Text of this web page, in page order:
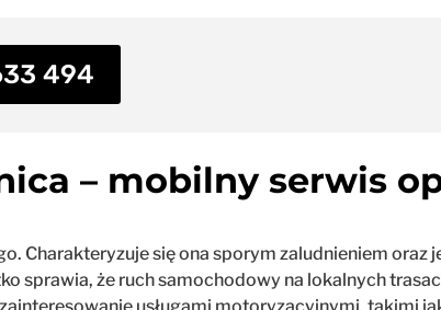
494
– mobilny serwis
Charakteryzuje się ona sporym zaludnieniem oraz
sprawia, że ruch samochodowy na lokalnych